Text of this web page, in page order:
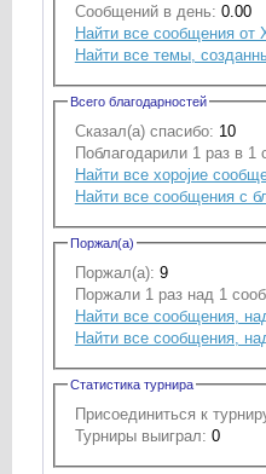
Сообщений в день: 0.00
Найти все сообщения от
Найти все темы,
Всего благодарностей
Сказал(а) спасибо: 10
Поблагодарили 1 раз в 1
Найти все хоројие
Найти все сообщения с
Поржал(а)
Поржал(а): 9
Поржали 1 раз над 1
Найти все сообщения,
Найти все сообщения,
Статистика турнира
Присоединиться к
Турниры выиграл: 0